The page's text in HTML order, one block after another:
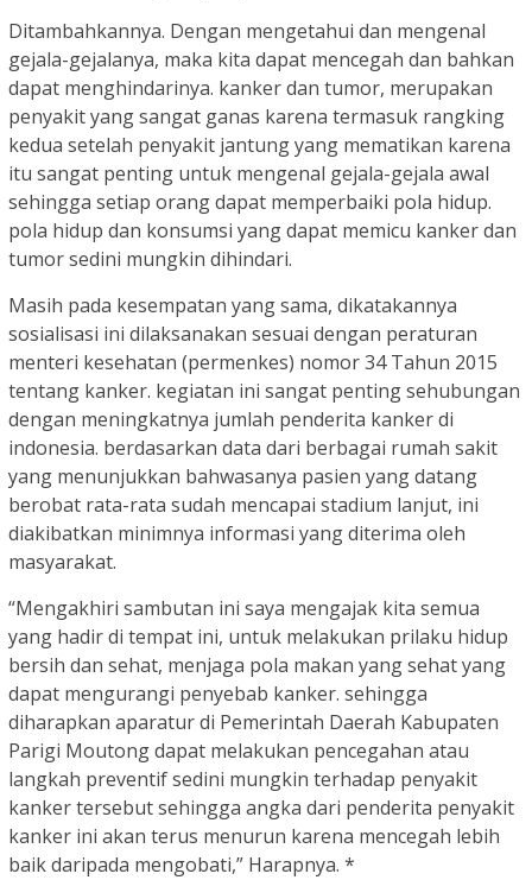
Ditambahkannya. Dengan mengetahui dan mengenal
gejala-gejalanya, maka kita dapat mencegah dan bahkan
dapat menghindarinya. kanker dan tumor, merupakan
penyakit yang sangat ganas karena termasuk rangking
kedua setelah penyakit jantung yang mematikan karena
itu sangat penting untuk mengenal gejala-gejala awal
sehingga setiap orang dapat memperbaiki pola hidup.
pola hidup dan konsumsi yang dapat memicu kanker dan
tumor sedini mungkin dihindari.
Masih pada kesempatan yang sama, dikatakannya
sosialisasi ini dilaksanakan sesuai dengan peraturan
menteri kesehatan (permenkes) nomor 34 Tahun 2015
tentang kanker. kegiatan ini sangat penting sehubungan
dengan meningkatnya jumlah penderita kanker di
indonesia. berdasarkan data dari berbagai rumah sakit
yang menunjukkan bahwasanya pasien yang datang
berobat rata-rata sudah mencapai stadium lanjut, ini
diakibatkan minimnya informasi yang diterima oleh
masyarakat.
“Mengakhiri sambutan ini saya mengajak kita semua
yang hadir di tempat ini, untuk melakukan prilaku hidup
bersih dan sehat, menjaga pola makan yang sehat yang
dapat mengurangi penyebab kanker. sehingga
diharapkan aparatur di Pemerintah Daerah Kabupaten
Parigi Moutong dapat melakukan pencegahan atau
langkah preventif sedini mungkin terhadap penyakit
kanker tersebut sehingga angka dari penderita penyakit
kanker ini akan terus menurun karena mencegah lebih
baik daripada mengobati,” Harapnya. *